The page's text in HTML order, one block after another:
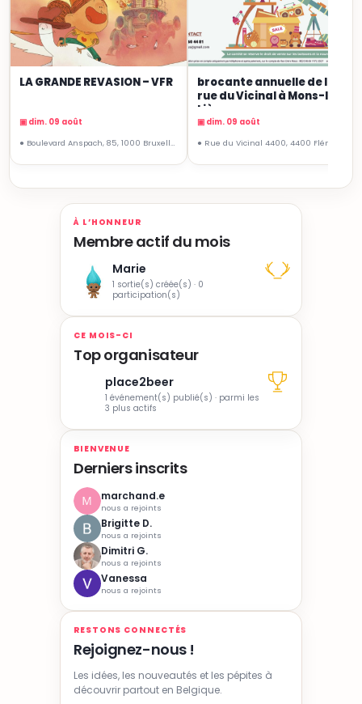
LA GRANDE REVASION – VFR
▣ dim. 09 août
● Boulevard Anspach, 85, 1000 Bruxelles
brocante annuelle de la
rue du Vicinal à Mons-lez-
Liège
▣ dim. 09 août
À L’HONNEUR
Membre actif du mois
Marie
1 sortie(s) créée(s) · 0
participation(s)
CE MOIS-CI
Top organisateur
place2beer
1 événement(s) publié(s) · parmi les
3 plus actifs
BIENVENUE
Derniers inscrits
marchand.e
nous a rejoints
Brigitte D.
nous a rejoints
Dimitri G.
nous a rejoints
Vanessa
nous a rejoints
RESTONS CONNECTÉS
Rejoignez-nous !
Les idées, les nouveautés et les pépites à
découvrir partout en Belgique.